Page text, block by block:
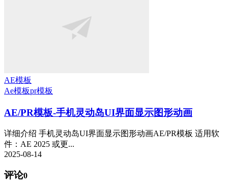
AE模板
Ae模板pr模板
AE/PR模板-手机灵动岛UI界面显示图形动画
详细介绍 手机灵动岛UI界面显示图形动画AE/PR模板 适用软
件：AE 2025 或更...
2025-08-14
评论0